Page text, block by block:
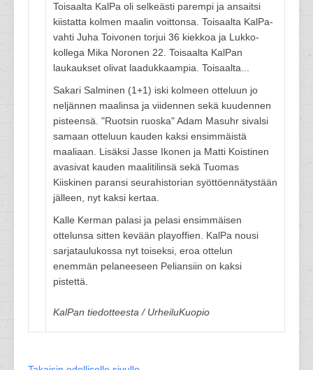
Toisaalta KalPa oli selkeästi parempi ja ansaitsi
kiistatta kolmen maalin voittonsa. Toisaalta KalPa-
vahti Juha Toivonen torjui 36 kiekkoa ja Lukko-
kollega Mika Noronen 22. Toisaalta KalPan
laukaukset olivat laadukkaampia. Toisaalta...
Sakari Salminen (1+1) iski kolmeen otteluun jo
neljännen maalinsa ja viidennen sekä kuudennen
pisteensä. "Ruotsin ruoska" Adam Masuhr sivalsi
samaan otteluun kauden kaksi ensimmäistä
maaliaan. Lisäksi Jasse Ikonen ja Matti Koistinen
avasivat kauden maalitilinsä sekä Tuomas
Kiiskinen paransi seurahistorian syöttöennätystään
jälleen, nyt kaksi kertaa.
Kalle Kerman palasi ja pelasi ensimmäisen
ottelunsa sitten kevään playoffien. KalPa nousi
sarjataulukossa nyt toiseksi, eroa ottelun
enemmän pelaneeseen Peliansiin on kaksi
pistettä.
KalPan tiedotteesta / UrheiluKuopio